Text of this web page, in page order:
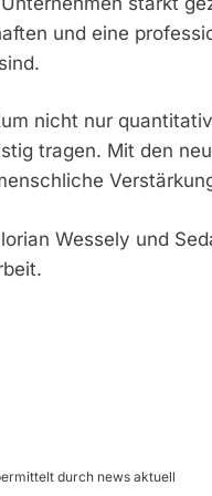
und eine
nicht nur
tragen. Mit den
Wessely und
durch news aktuell